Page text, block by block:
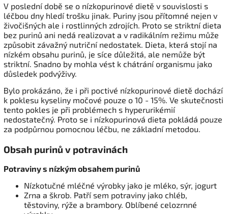
V poslední době se o nízkopurinové dietě v souvislosti s
léčbou dny hledí trošku jinak. Puriny jsou přítomné nejen v
živočišných ale i rostlinných zdrojích. Proto se striktní dieta
bez purinů ani nedá realizovat a v radikálním režimu může
způsobit závažný nutriční nedostatek. Dieta, která stojí na
nízkém obsahu purinů, je síce důležitá, ale nemůže být
striktní. Snadno by mohla vést k chátrání organismu jako
důsledek podvýživy.
Bylo prokázáno, že i při poctivé nízkopurinové dietě dochází
k poklesu kyseliny močové pouze o 10 - 15%. Ve skutečnosti
tento pokles je při problémech s hyperurikémií
nedostatečný. Proto se i nízkopurinová dieta pokládá pouze
za podpůrnou pomocnou léčbu, ne základní metodou.
Obsah purinů v potravinách
Potraviny s nízkým obsahem purinů
Nízkotučné mléčné výrobky jako je mléko, sýr, jogurt
Zrna a škrob. Patří sem potraviny jako chléb,
těstoviny, rýže a brambory. Oblíbené celozrnné